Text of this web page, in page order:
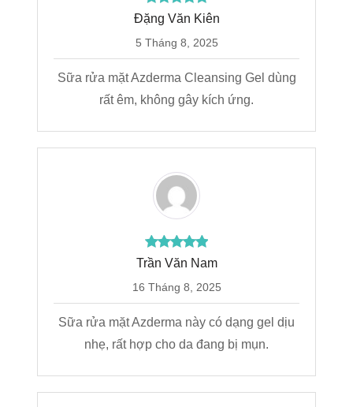
Đặng Văn Kiên
5 Tháng 8, 2025
Sữa rửa mặt Azderma Cleansing Gel dùng
rất êm, không gây kích ứng.
Trần Văn Nam
16 Tháng 8, 2025
Sữa rửa mặt Azderma này có dạng gel dịu
nhẹ, rất hợp cho da đang bị mụn.